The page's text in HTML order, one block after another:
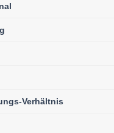
Verhältnis